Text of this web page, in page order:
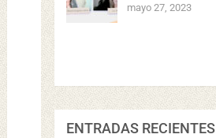
mayo 27, 2023
ENTRADAS RECIENTES